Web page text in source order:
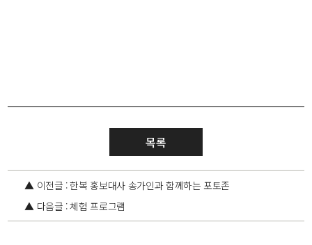
목록
▲ 이전글 : 한복 홍보대사 송가인과 함께하는 포토존
▲ 다음글 : 체험 프로그램